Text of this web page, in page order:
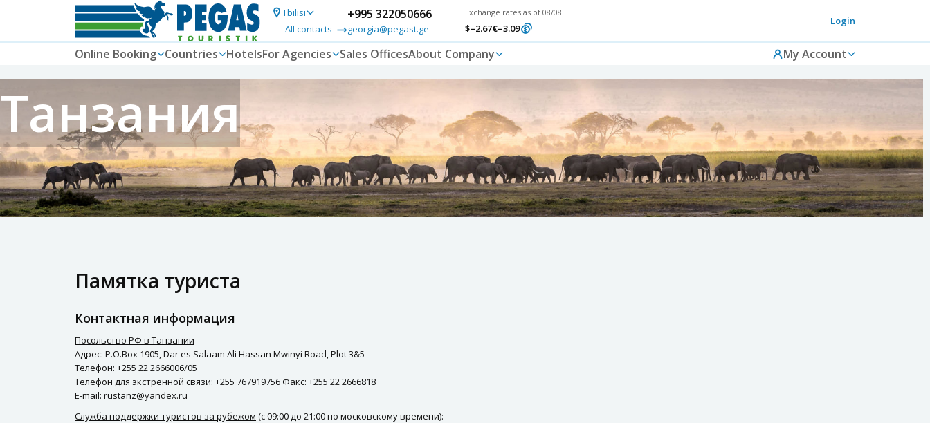
Tbilisi
All contacts
+995 322050666
georgia@pegast.ge
Exchange rates as of 08/08:
$=2.67€=3.09
Login
Online Booking Countries HotelsFor Agencies Sales OfficesAbout Company My Account
Танзания
Памятка туриста
Контактная информация
Посольство РФ в Танзании
Адрес: P.O.Box 1905, Dar es Salaam Ali Hassan Mwinyi Road, Plot 3&5
Телефон: +255 22 2666006/05
Телефон для экстренной связи: +255 767919756 Факс: +255 22 2666818
E-mail: rustanz@yandex.ru
Служба поддержки туристов за рубежом (с 09:00 до 21:00 по московскому времени):